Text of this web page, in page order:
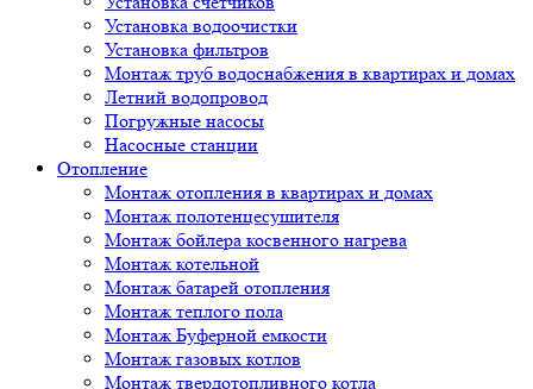
Установка водоочистки
Установка фильтров
Монтаж труб водоснабжения в квартирах и домах
Летний водопровод
Погружные насосы
Насосные станции
Отопление
Монтаж отопления в квартирах и домах
Монтаж полотенцесушителя
Монтаж бойлера косвенного нагрева
Монтаж котельной
Монтаж батарей отопления
Монтаж теплого пола
Монтаж Буферной емкости
Монтаж газовых котлов
Монтаж твердотопливного котла